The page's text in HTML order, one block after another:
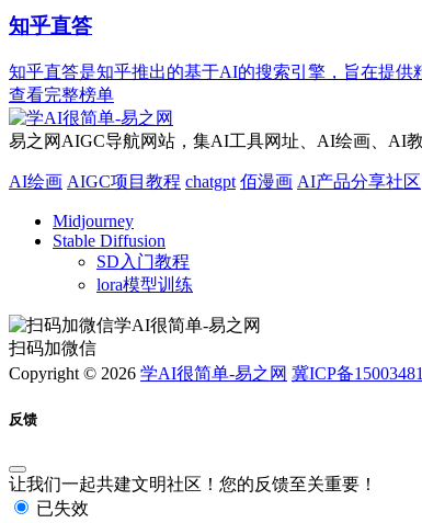
知乎直答
知乎直答是知乎推出的基于AI的搜索引擎，旨在提供
查看完整榜单
易之网AIGC导航网站，集AI工具网址、AI绘画、AI
AI绘画 AIGC项目教程 chatgpt 佰漫画 AI产品分享社区
Midjourney
Stable Diffusion
SD入门教程
lora模型训练
扫码加微信
Copyright © 2026 学AI很简单-易之网 冀ICP备
反馈
让我们一起共建文明社区！您的反馈至关重要！
已失效